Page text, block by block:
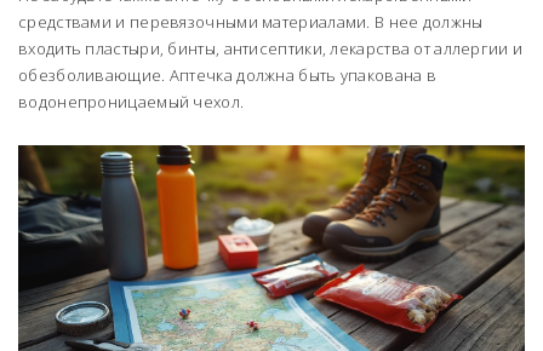
средствами и перевязочными материалами. В нее должны
входить пластыри, бинты, антисептики, лекарства от аллергии и
обезболивающие. Аптечка должна быть упакована в
водонепроницаемый чехол.